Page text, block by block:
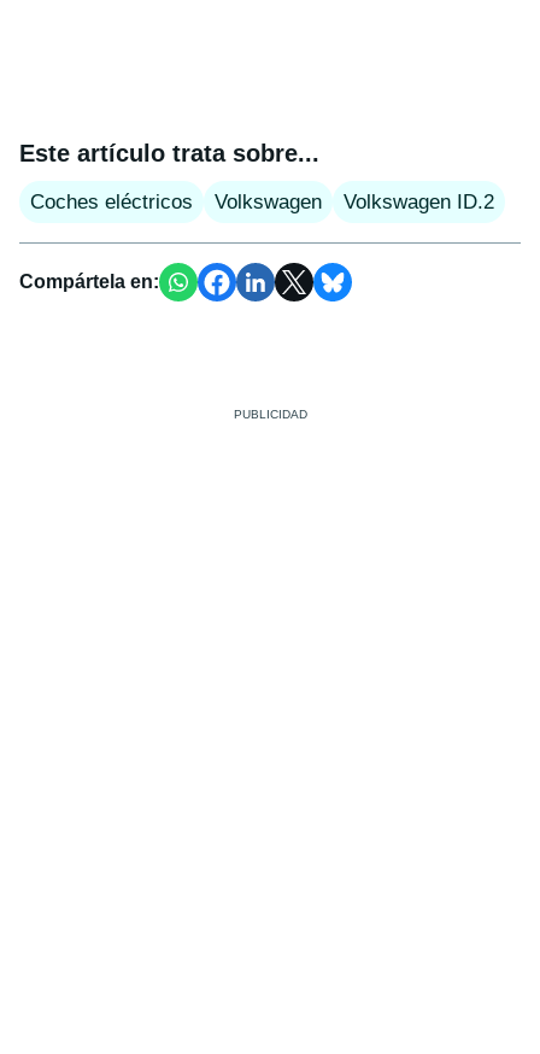
Este artículo trata sobre...
Coches eléctricos Volkswagen Volkswagen ID.2
Compártela en: